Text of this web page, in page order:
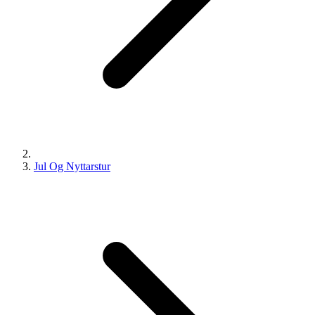
Jul Og Nyttarstur